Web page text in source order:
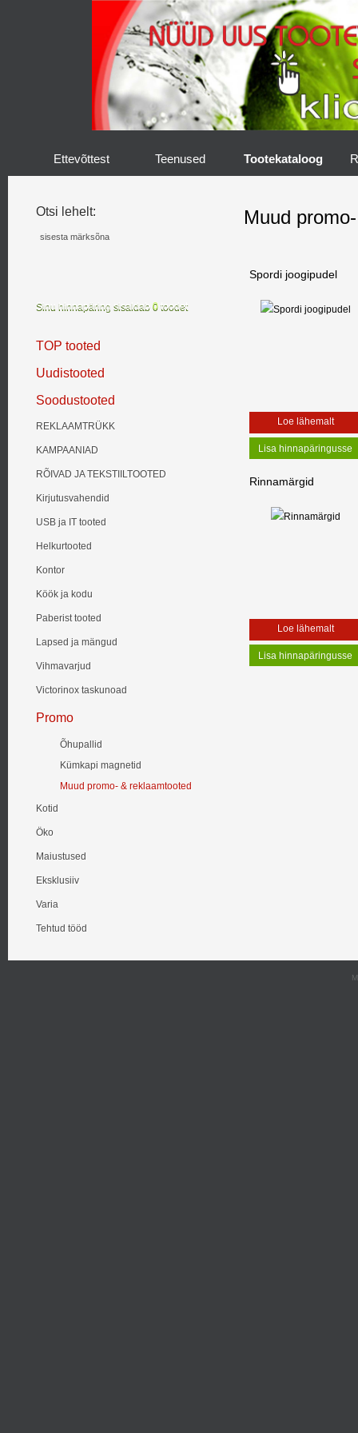
Ettevõttest Teenused Tootekataloog
Otsi lehelt:
Sinu hinnapäring sisaldab 0 toodet
TOP tooted
Uudistooted
Soodustooted
REKLAAMTRÜKK
KAMPAANIAD
RÕIVAD JA TEKSTIILTOOTED
Kirjutusvahendid
USB ja IT tooted
Helkurtooted
Kontor
Köök ja kodu
Paberist tooted
Lapsed ja mängud
Vihmavarjud
Victorinox taskunoad
Promo
Õhupallid
Kümkapi magnetid
Muud promo- & reklaamtooted
Kotid
Öko
Maiustused
Eksklusiiv
Varia
Tehtud tööd
Muud
Spordi joogipudel
Loe lähemalt
Rinnamärgid
Loe lähemalt